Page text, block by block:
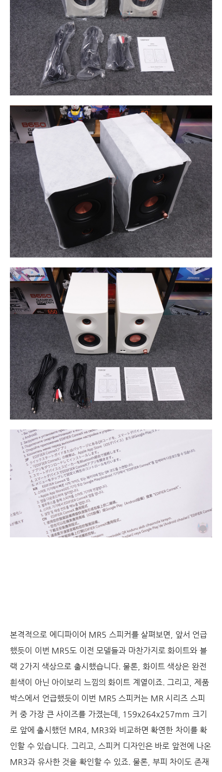
본격적으로 에디파이어 MR5 스피커를 살펴보면, 앞서 언급
했듯이 이번 MR5도 이전 모델들과 마찬가지로 화이트와 블
랙 2가지 색상으로 출시했습니다. 물론, 화이트 색상은 완전
흰색이 아닌 아이보리 느낌의 화이트 계열이죠. 그리고, 제품
박스에서 언급했듯이 이번 MR5 스피커는 MR 시리즈 스피
커 중 가장 큰 사이즈를 가졌는데, 159x264x257mm 크기
로 앞에 출시했던 MR4, MR3와 비교하면 확연한 차이를 확
인할 수 있습니다. 그리고, 스피커 디자인은 바로 앞전에 나온
MR3과 유사한 것을 확인할 수 있죠. 물론, 부피 차이도 존재